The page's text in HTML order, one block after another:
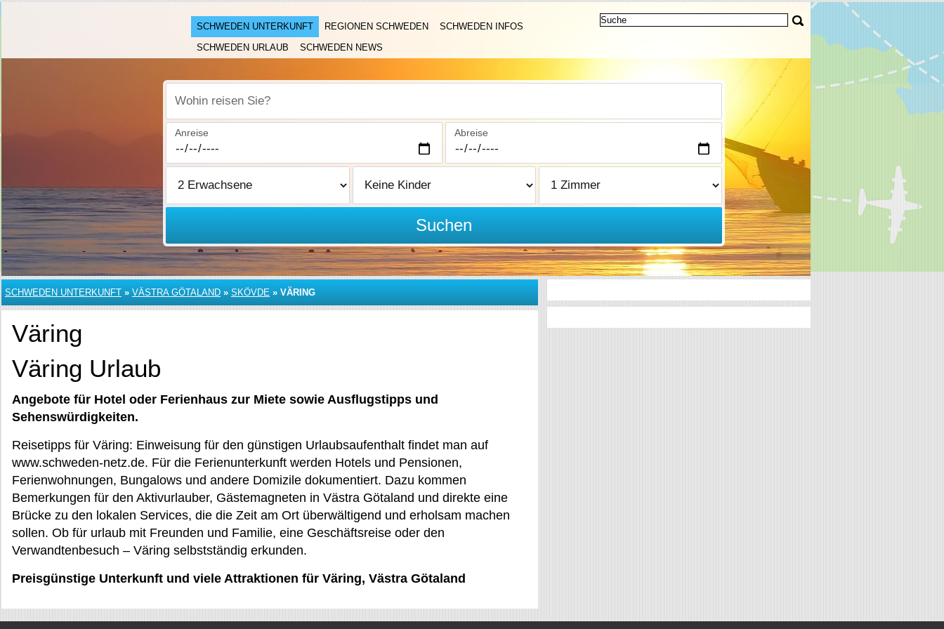
SCHWEDEN UNTERKUNFT REGIONEN SCHWEDEN
SCHWEDEN INFOS
SCHWEDEN URLAUB
SCHWEDEN NEWS
Wohin reisen Sie?
Anreise Abreise
Suchen
SCHWEDEN UNTERKUNFT » VÄSTRA GÖTALAND » SKÖVDE » VÄRING
Väring
Väring Urlaub
Angebote für Hotel oder Ferienhaus zur Miete sowie Ausflugstipps und
Sehenswürdigkeiten.
Reisetipps für Väring: Einweisung für den günstigen Urlaubsaufenthalt findet man auf
www.schweden-netz.de. Für die Ferienunterkunft werden Hotels und Pensionen,
Ferienwohnungen, Bungalows und andere Domizile dokumentiert. Dazu kommen
Bemerkungen für den Aktivurlauber, Gästemagneten in Västra Götaland und direkte eine
Brücke zu den lokalen Services, die die Zeit am Ort überwältigend und erholsam machen
sollen. Ob für urlaub mit Freunden und Familie, eine Geschäftsreise oder den
Verwandtenbesuch – Väring selbstständig erkunden.
Preisgünstige Unterkunft und viele Attraktionen für Väring, Västra Götaland